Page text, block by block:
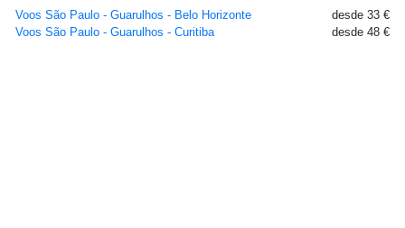
Voos São Paulo - Guarulhos - Belo Horizonte
desde 33 €
Voos São Paulo - Guarulhos - Curitiba
desde 48 €